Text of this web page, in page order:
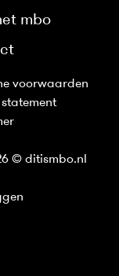
mbo
voorwaarden
© ditismbo.nl